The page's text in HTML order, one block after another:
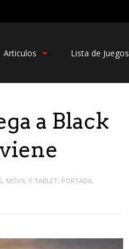
Articulos Lista de Juegos
a Black
, MÓVIL Y TABLET, PORTADA,